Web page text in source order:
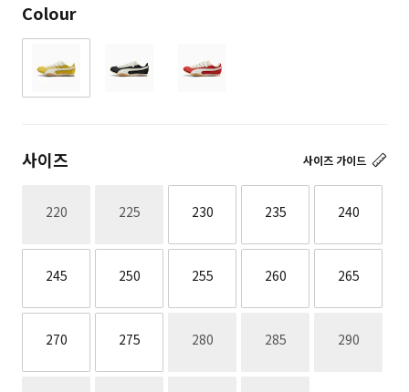
Colour
사이즈 가이드
사이즈
220재고없음 225재고없음 230 235 240
245 250 255 260 265
270 275 280재고없음 285재고없음 290재고없음